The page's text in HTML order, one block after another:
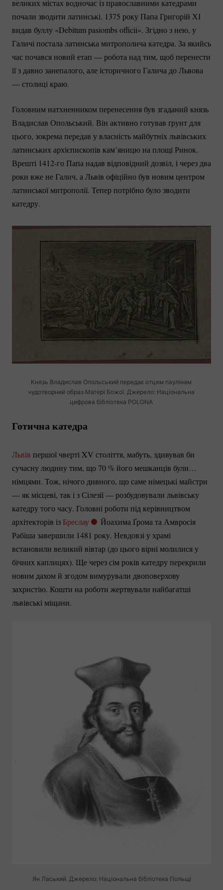
великих містах водночас із православними катедрами
почали зводити латинські. 1375 року Папа Григорій ХІ
видав буллу «Debitum pasiombs officii». Згідно з нею, у
Галичі постала латинська митрополича катедра. За якийсь
час почався новий етап — робота над тим, щоб перенести
її з давно занепалого, але історичного Галича до Львова
— столиці краю.
Головним натхненником перенесення був згаданий князь
Владислав Опольський. Він активно готував ґрунт для
цього, зокрема передав у власність майбутніх львівських
латинських архієпископів кам’яницю на площі Ринок.
Врешті 1412-го Папа надав відповідний дозвіл, і через два
роки вже не Галич, а Львів офіційно був новим центром
латинської митрополії. Тепер потрібно було зводити
катедру.
Князь Владислав Опольський передає отцям паулінам
чудотворний образ Матері Божої. Джерело: Національна
цифрова бібліотека POLONA
Готична катедра
Львів першої чверті XV століття, мабуть, здивував би
сучасну людину тим, що70 %його мешканців були…
німцями. Тож, нічого дивного, що саме німецькі майстри
— як місцеві, так і з Сілезії — розбудовували львівську
катедру того часу. Головні роботи під керівництвом
архітекторів із Бреслау
Йоахима Ґрома та Амвросія
Рабіша завершили 1481 року. Невдовзі у храмі
встановили великий вівтар (до цього вірні молилися у
бічних каплицях). Ще через сім років катедру перекрили
новим дахом й згодом вимурували двоповерхову
захристію. Кошти на роботи жертвували найбагатші
львівські міщани.
Ян Ласький. Джерело: Національна бібліотека Польщі